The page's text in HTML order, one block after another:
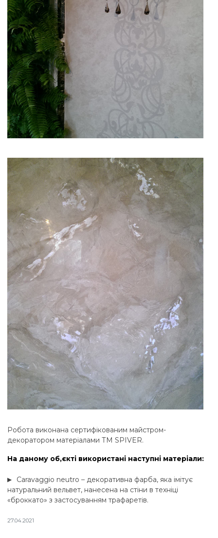
Робота виконана сертифікованим майстром-
декоратором матеріалами ТМ SPIVER.
На даному об,єкті використані наступні матеріали:
Caravaggio neutro – декоративна фарба, яка імітує
натуральний вельвет, нанесена на стіни в техніці
«броккато» з застосуванням трафаретів.
27.04.2021